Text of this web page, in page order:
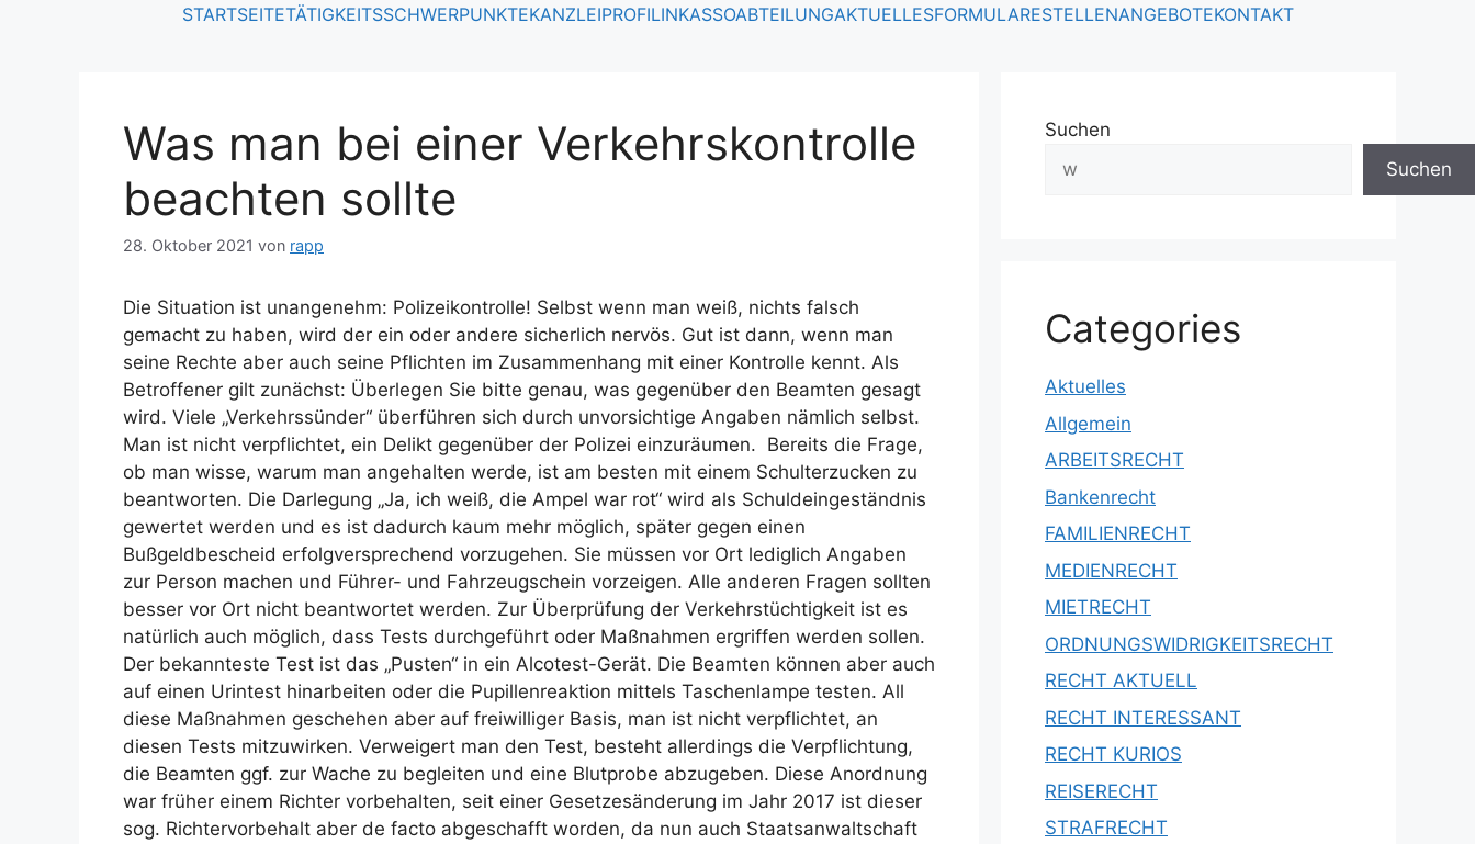
STARTSEITETÄTIGKEITSSCHWERPUNKTEKANZLEIPROFILINKASSOABTEILUNGAKTUELLESFORMULARESTELLENANGEBOTEKONTAKT
Was man bei einer Verkehrskontrolle
beachten sollte
28. Oktober 2021 von rapp
Die Situation ist unangenehm: Polizeikontrolle! Selbst wenn man weiß, nichts falsch
gemacht zu haben, wird der ein oder andere sicherlich nervös. Gut ist dann, wenn man
seine Rechte aber auch seine Pflichten im Zusammenhang mit einer Kontrolle kennt. Als
Betroffener gilt zunächst: Überlegen Sie bitte genau, was gegenüber den Beamten gesagt
wird. Viele „Verkehrssünder“ überführen sich durch unvorsichtige Angaben nämlich selbst.
Man ist nicht verpflichtet, ein Delikt gegenüber der Polizei einzuräumen. Bereits die Frage,
ob man wisse, warum man angehalten werde, ist am besten mit einem Schulterzucken zu
beantworten. Die Darlegung „Ja, ich weiß, die Ampel war rot“ wird als Schuldeingeständnis
gewertet werden und es ist dadurch kaum mehr möglich, später gegen einen
Bußgeldbescheid erfolgversprechend vorzugehen. Sie müssen vor Ort lediglich Angaben
zur Person machen und Führer- und Fahrzeugschein vorzeigen. Alle anderen Fragen sollten
besser vor Ort nicht beantwortet werden. Zur Überprüfung der Verkehrstüchtigkeit ist es
natürlich auch möglich, dass Tests durchgeführt oder Maßnahmen ergriffen werden sollen.
Der bekannteste Test ist das „Pusten“ in ein Alcotest-Gerät. Die Beamten können aber auch
auf einen Urintest hinarbeiten oder die Pupillenreaktion mittels Taschenlampe testen. All
diese Maßnahmen geschehen aber auf freiwilliger Basis, man ist nicht verpflichtet, an
diesen Tests mitzuwirken. Verweigert man den Test, besteht allerdings die Verpflichtung,
die Beamten ggf. zur Wache zu begleiten und eine Blutprobe abzugeben. Diese Anordnung
war früher einem Richter vorbehalten, seit einer Gesetzesänderung im Jahr 2017 ist dieser
sog. Richtervorbehalt aber de facto abgeschafft worden, da nun auch Staatsanwaltschaft
Suchen
Suchen
Categories
Aktuelles
Allgemein
ARBEITSRECHT
Bankenrecht
FAMILIENRECHT
MEDIENRECHT
MIETRECHT
ORDNUNGSWIDRIGKEITSRECHT
RECHT AKTUELL
RECHT INTERESSANT
RECHT KURIOS
REISERECHT
STRAFRECHT